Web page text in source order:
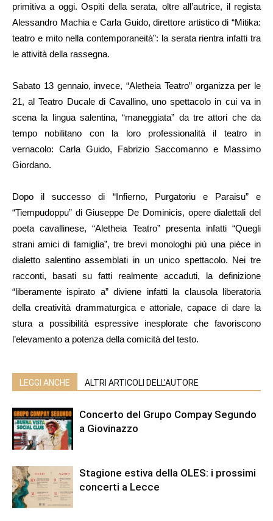
primitiva a oggi. Ospiti della serata, oltre all’autrice, il regista
Alessandro Machia e Carla Guido, direttore artistico di “Mitika:
teatro e mito nella contemporaneità”: la serata rientra infatti tra
le attività della rassegna.
Sabato 13 gennaio, invece, “Aletheia Teatro” organizza per le
21, al Teatro Ducale di Cavallino, uno spettacolo in cui va in
scena la lingua salentina, “maneggiata” da tre attori che da
tempo nobilitano con la loro professionalità il teatro in
vernacolo: Carla Guido, Fabrizio Saccomanno e Massimo
Giordano.
Dopo il successo di “Infierno, Purgatoriu e Paraisu” e
“Tiempudoppu” di Giuseppe De Dominicis, opere dialettali del
poeta cavallinese, “Aletheia Teatro” presenta infatti “Quegli
strani amici di famiglia”, tre brevi monologhi più una pièce in
dialetto salentino assemblati in un unico spettacolo. Nei tre
racconti, basati su fatti realmente accaduti, la definizione
“liberamente ispirato a” diviene infatti la clausola liberatoria
della creatività drammaturgica e attoriale, capace di dare la
stura a possibilità espressive inesplorate che favoriscono
l’elevamento a potenza della comicità del testo.
LEGGI ANCHE ALTRI ARTICOLI DELL'AUTORE
Concerto del Grupo Compay Segundo
a Giovinazzo
Stagione estiva della OLES: i prossimi
concerti a Lecce